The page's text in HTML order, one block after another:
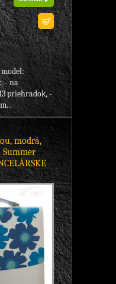
- na
priehradok, -
modrá,
Summer